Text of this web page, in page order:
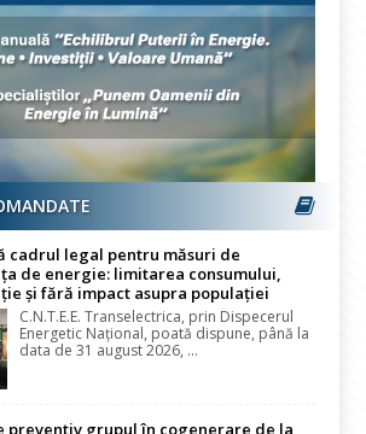
cadrul legal pentru măsuri de
de energie: limitarea consumului,
și fără impact asupra populației
C.N.T.E.E. Transelectrica, prin Dispecerul
Energetic Național, poată dispune, până la
data de 31 august 2026, ...